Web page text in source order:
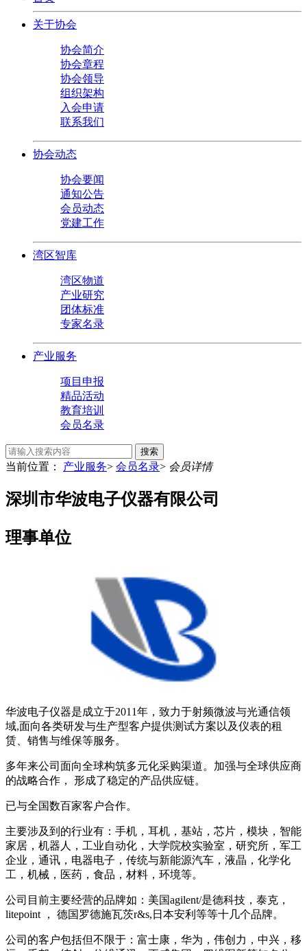
关于协会
协会简介
协会章程
协会领导
组织架构
入会申请
联系我们
协会动态
协会要闻
通知公告
会员动态
党建工作
湾区智库
湾区物道
产业研究
团体标准
专家名录
产业服务
项目申报
精品活动
教育培训
会员名录
搜索
当前位置： 产业服务> 会员名录> 会员详情
深圳市华波电子仪器有限公司
理事单位
华波电子仪器是成立于2011年，致力于射频微波与光通信领
域,面向各类研发与生产型客户提供测试方案以及仪表的租
赁、销售与维保等服务。
多年来公司面向全球构筑多元化采购渠道。加强与全球供应商
的战略合作， 形成了稳定的产品供应链。
已与全国数百家客户合作。
主要涉及到的行业有：手机，耳机，基站，芯片，模块，智能
家居，机器人，工业自动化，大学院校实验室，研究所，军工
企业，通讯，电器电子，传统与新能源汽车，液晶，化学化
工，机械，医药，食品，材料，环境等。
公司目前主要经营的品牌如：美国agilent/是德科技，泰克，
litepoint ， 德国罗德施瓦茨r&s,日本安利等等十几个品牌。
公司的客户包括但不限于：富士康，华为，伟创力，中兴，移